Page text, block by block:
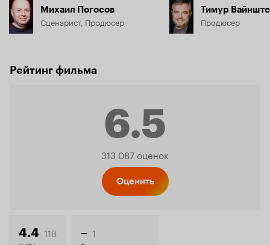
Михаил Погосов
Сценарист, Продюсер
Тимур
Продюсер
Рейтинг фильма
6.5
Рейтинг
313 087 оценок
Оценить
4.4 118 – 1